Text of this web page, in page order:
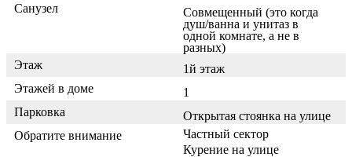
Санузел
Совмещенный (это когда
душ/ванна и унитаз в
одной комнате, а не в
разных)
Этаж
1й этаж
Этажей в доме
1
Парковка
Открытая стоянка на улице
Обратите внимание
Частный сектор
Курение на улице